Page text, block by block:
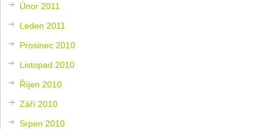
Únor 2011
Leden 2011
Prosinec 2010
Listopad 2010
Říjen 2010
Září 2010
Srpen 2010